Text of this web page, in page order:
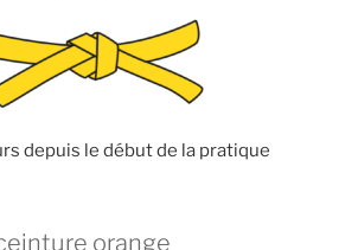
depuis le début de la pratique
orange